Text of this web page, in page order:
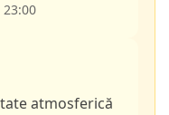
atmosferică